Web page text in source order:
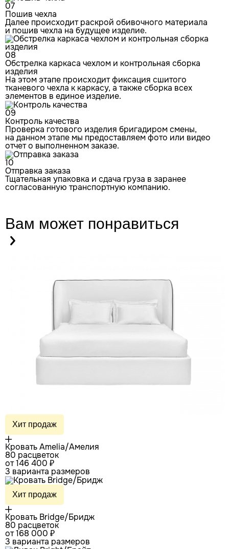
07
Пошив чехла
Далее происходит раскрой обивочного материала
и пошив чехла на будущее изделие.
08
Обстрелка каркаса чехлом и контрольная сборка
изделия
На этом этапе происходит фиксация сшитого
тканевого чехла к каркасу, а также сборка всех
элементов в единое изделие.
09
Контроль качества
Проверка готового изделия бригадиром смены,
на данном этапе мы предоставляем фото или видео
отчет о выполненном заказе.
10
Отправка заказа
Тщательная упаковка и сдача груза в заранее
согласованную транспортную компанию.
Вам может понравиться
Хит продаж
Кровать Amelia/Амелия
80 расцветок
от 146 400 ₽
3 варианта размеров
Хит продаж
Кровать Bridge/Бридж
80 расцветок
от 168 000 ₽
3 варианта размеров